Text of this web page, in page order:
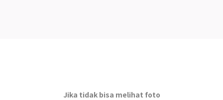
Jika tidak bisa melihat foto